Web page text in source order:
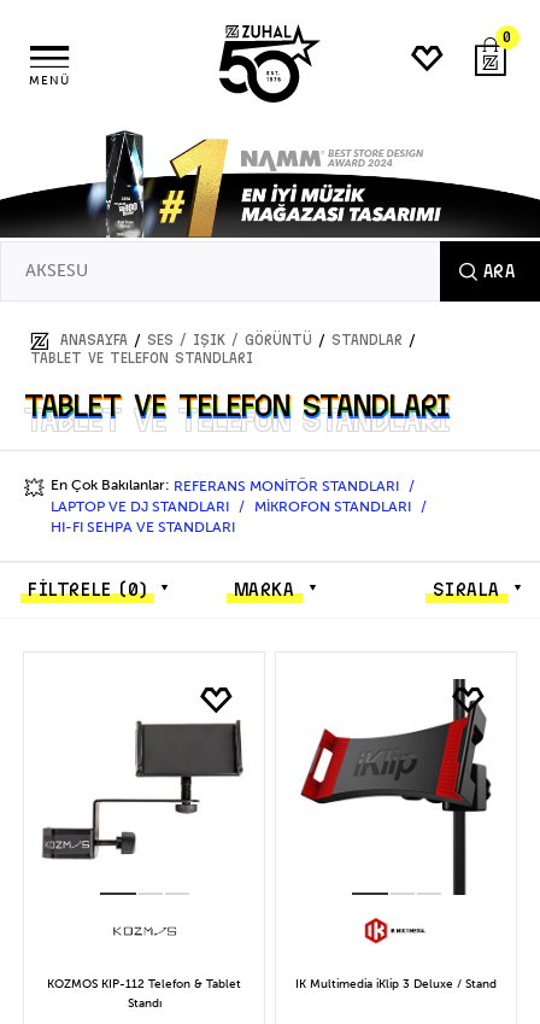
MENÜ
0
ARA
ANASAYFA / SES / IŞIK / GÖRÜNTÜ / STANDLAR /
TABLET VE TELEFON STANDLARI
TABLET VE TELEFON STANDLARI
TABLET VE TELEFON STANDLARI
💥 En Çok Bakılanlar: REFERANS MONİTÖR STANDLARI
LAPTOP VE DJ STANDLARI
MİKROFON STANDLARI
HI-FI SEHPA VE STANDLARI
FİLTRELE(0) MARKA SIRALA
KOZMOS KIP-112 Telefon & Tablet
Standı
IK Multimedia iKlip 3 Deluxe / Stand